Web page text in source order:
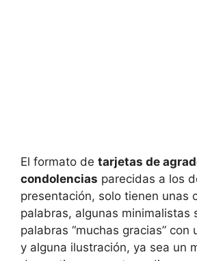
El formato de tarjetas de
condolencias parecidas a los
presentación, solo tienen unas
palabras, algunas minimalistas
palabras “muchas gracias” con
y alguna ilustración, ya sea un